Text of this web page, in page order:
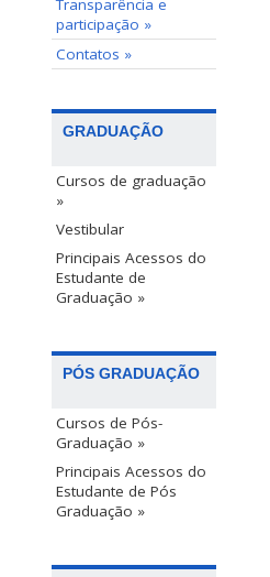
Transparência e
participação »
Contatos »
GRADUAÇÃO
Cursos de graduação
»
Vestibular
Principais Acessos do
Estudante de
Graduação »
PÓS GRADUAÇÃO
Cursos de Pós-
Graduação »
Principais Acessos do
Estudante de Pós
Graduação »